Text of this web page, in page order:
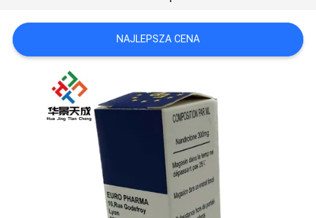
SITEMAP
PRIVACY
POLICY
NAJLEPSZA CENA